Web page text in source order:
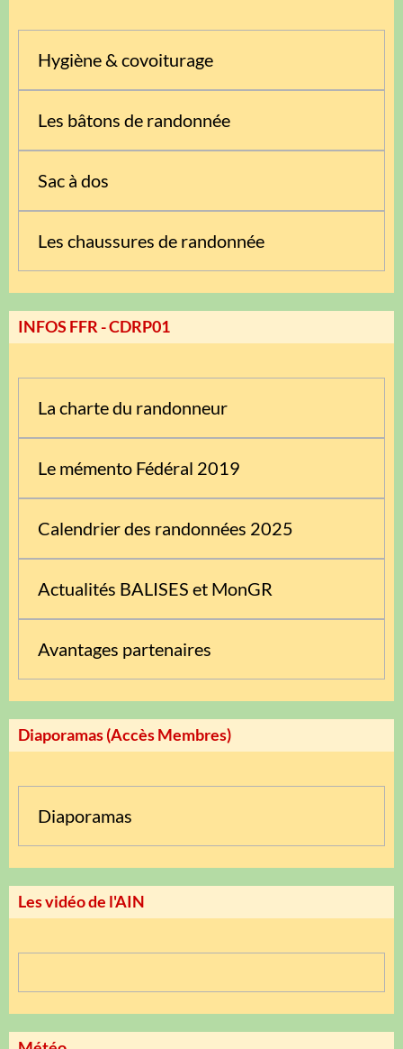
Hygiène & covoiturage
Les bâtons de randonnée
Sac à dos
Les chaussures de randonnée
INFOS FFR - CDRP01
La charte du randonneur
Le mémento Fédéral 2019
Calendrier des randonnées 2025
Actualités BALISES et MonGR
Avantages partenaires
Diaporamas (Accès Membres)
Diaporamas
Les vidéo de l'AIN